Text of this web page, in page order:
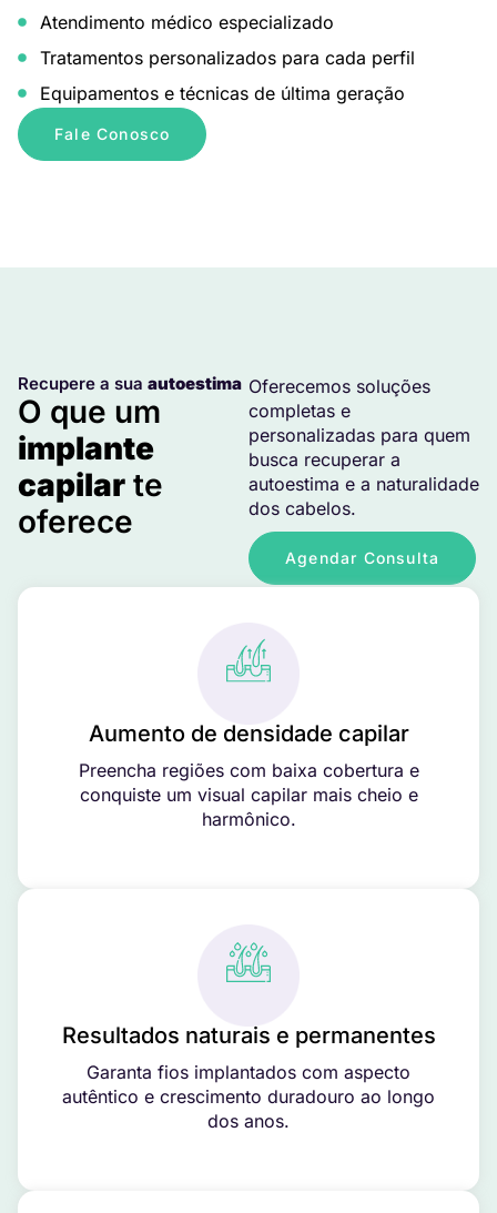
Atendimento médico especializado
Tratamentos personalizados para cada perfil
Equipamentos e técnicas de última geração
Fale Conosco
Recupere a sua autoestima
O que um
implante
capilar te
oferece
Oferecemos soluções
completas e
personalizadas para quem
busca recuperar a
autoestima e a naturalidade
dos cabelos.
Agendar Consulta
Aumento de densidade capilar
Preencha regiões com baixa cobertura e
conquiste um visual capilar mais cheio e
harmônico.
Resultados naturais e permanentes
Garanta fios implantados com aspecto
autêntico e crescimento duradouro ao longo
dos anos.